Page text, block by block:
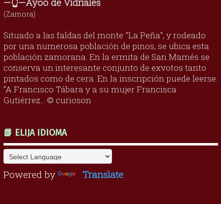
(Zamora)
Situado a las faldas del monte "La Peña", y rodeado
por una numerosa población de pinos, se ubica esta
población zamorana. En la ermita de San Mamés se
conserva un interesante conjunto de exvotos tanto
pintados como de cera. En la inscripción puede leerse:
“A Francisco Tábara y a su mujer Francisca
Gutiérrez... © curioson
📗 ELIJA IDIOMA
Powered by Translate